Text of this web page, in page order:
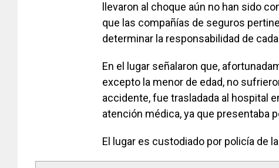
llevaron al choque aún no han sido
que las compañías de seguros
determinar la responsabilidad de
En el lugar señalaron que,
excepto la menor de edad, no
accidente, fue trasladada al hospital
atención médica, ya que presentaba
El lugar es custodiado por policía de